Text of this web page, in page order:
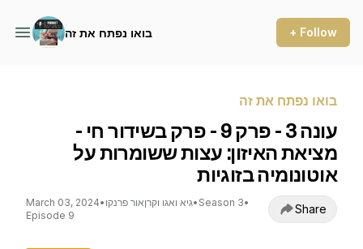
בואו נפתח את זה + Follow
בואו נפתח את זה
עונה 3 - פרק 9 - פרק בשידור חי -
מציאת האיזון: עצות ששומרות על
אוטונומיה בזוגיות
March 03, 2024• גיא ואגו וקרןאור פרנקו• Season 3•
Episode 9
Share